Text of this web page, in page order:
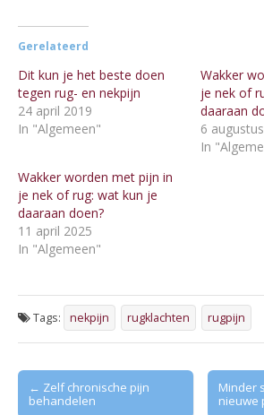
Gerelateerd
Dit kun je het beste doen
tegen rug- en nekpijn
24 april 2019
In "Algemeen"
Wakker
je nek of
daaraan
6
In
Wakker worden met pijn in
je nek of rug: wat kun je
daaraan doen?
11 april 2025
In "Algemeen"
Tags: nekpijn rugklachten rugpijn
Post
navigation
← Zelf chronische pijn
behandelen
Minder
nieuwe